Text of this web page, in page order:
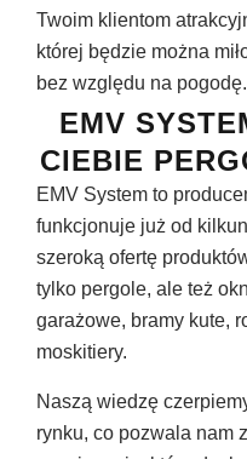
Twoim klientom
której będzie można
bez względu na pogodę.
EMV
CIEBIE
EMV System to
funkcjonuje już od
szeroką ofertę
tylko pergole, ale też
garażowe, bramy kute,
moskitiery.
Naszą wiedzę
rynku, co pozwala nam